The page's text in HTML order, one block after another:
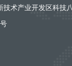
技术产业开发区科技